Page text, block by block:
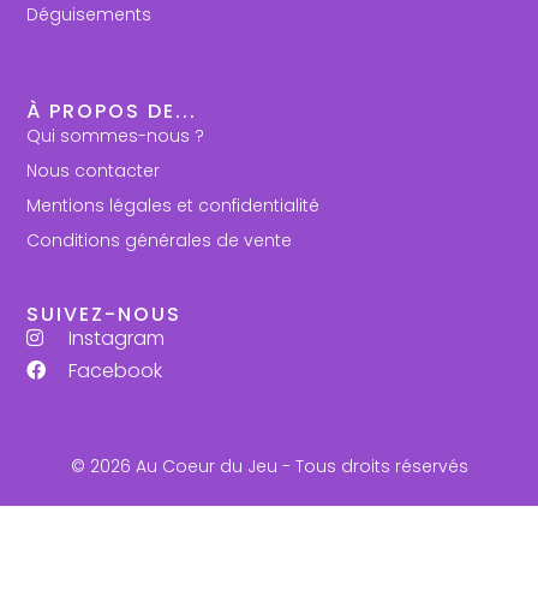
Déguisements
À PROPOS DE...
Qui sommes-nous ?
Nous contacter
Mentions légales et confidentialité
Conditions générales de vente
SUIVEZ-NOUS
Instagram
Facebook
© 2026 Au Coeur du Jeu - Tous droits réservés